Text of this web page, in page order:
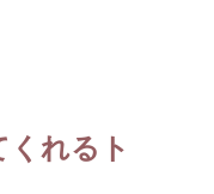
れるト